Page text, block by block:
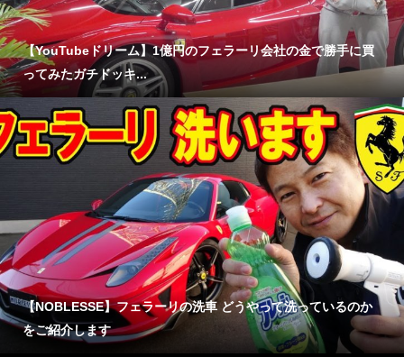
【YouTubeドリーム】1億円のフェラーリ会社の金で勝手に買
ってみたガチドッキ...
【NOBLESSE】フェラーリの洗車 どうやって洗っているのか
をご紹介します